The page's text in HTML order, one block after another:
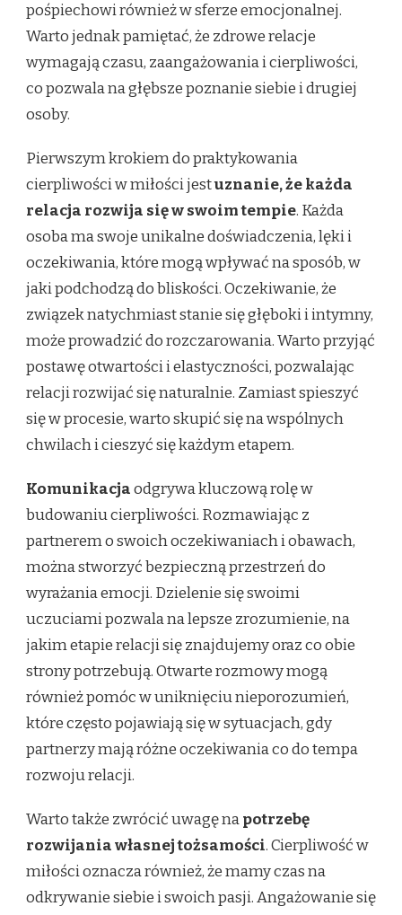
pośpiechowi również w sferze emocjonalnej.
Warto jednak pamiętać, że zdrowe relacje
wymagają czasu, zaangażowania i cierpliwości,
co pozwala na głębsze poznanie siebie i drugiej
osoby.
Pierwszym krokiem do praktykowania
cierpliwości w miłości jestuznanie, że każda
relacja rozwija się w swoim tempie. Każda
osoba ma swoje unikalne doświadczenia, lęki i
oczekiwania, które mogą wpływać na sposób, w
jaki podchodzą do bliskości. Oczekiwanie, że
związek natychmiast stanie się głęboki i intymny,
może prowadzić do rozczarowania. Warto przyjąć
postawę otwartości i elastyczności, pozwalając
relacji rozwijać się naturalnie. Zamiast spieszyć
się w procesie, warto skupić się na wspólnych
chwilach i cieszyć się każdym etapem.
Komunikacjaodgrywa kluczową rolę w
budowaniu cierpliwości. Rozmawiając z
partnerem o swoich oczekiwaniach i obawach,
można stworzyć bezpieczną przestrzeń do
wyrażania emocji. Dzielenie się swoimi
uczuciami pozwala na lepsze zrozumienie, na
jakim etapie relacji się znajdujemy oraz co obie
strony potrzebują. Otwarte rozmowy mogą
również pomóc w uniknięciu nieporozumień,
które często pojawiają się w sytuacjach, gdy
partnerzy mają różne oczekiwania co do tempa
rozwoju relacji.
Warto także zwrócić uwagę napotrzebę
rozwijania własnej tożsamości. Cierpliwość w
miłości oznacza również, że mamy czas na
odkrywanie siebie i swoich pasji. Angażowanie się